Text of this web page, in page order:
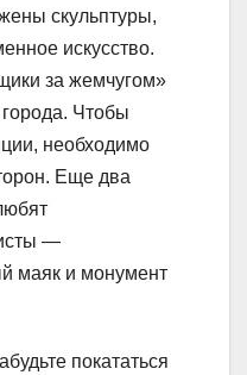
скульптуры,
искусство.
за жемчугом»
города. Чтобы
необходимо
Еще два
—
маяк и монумент
покататься